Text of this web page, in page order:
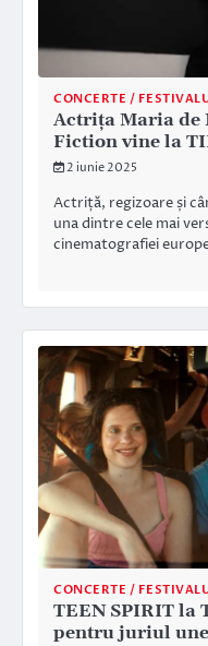
CONCERTE /
Actrița Maria de
Fiction vine la
2 iunie 2025
Actriță, regizoare și
una dintre cele mai
cinematografiei
CONCERTE /
TEEN SPIRIT la
pentru juriul